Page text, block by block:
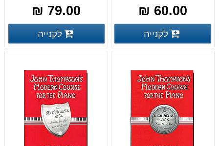
60.00 ₪
פרטים נוספים פרטים נוספים לקנייה
79.00 ₪
פרטים נוספים
לקנייה